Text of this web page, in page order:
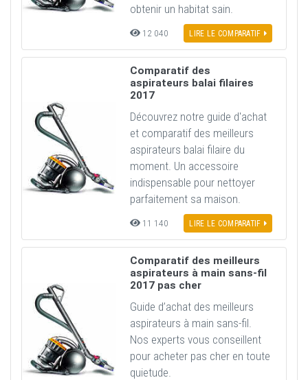
obtenir un habitat sain.
12 040 LIRE LE COMPARATIF
Comparatif des
aspirateurs balai filaires
2017
Découvrez notre guide d'achat
et comparatif des meilleurs
aspirateurs balai filaire du
moment. Un accessoire
indispensable pour nettoyer
parfaitement sa maison.
11 140 LIRE LE COMPARATIF
Comparatif des meilleurs
aspirateurs à main sans-fil
2017 pas cher
Guide d’achat des meilleurs
aspirateurs à main sans-fil.
Nos experts vous conseillent
pour acheter pas cher en toute
quietude.